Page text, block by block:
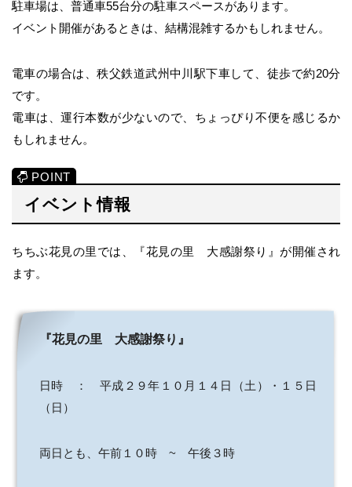
駐車場は、普通車55台分の駐車スペースがあります。
イベント開催があるときは、結構混雑するかもしれません。
電車の場合は、秩父鉄道武州中川駅下車して、徒歩で約20分
です。
電車は、運行本数が少ないので、ちょっぴり不便を感じるか
もしれません。
イベント情報
ちちぶ花見の里では、『花見の里 大感謝祭り』が開催され
ます。
『花見の里 大感謝祭り』
日時 ： 平成２９年１０月１４日（土）・１５日
（日）
両日とも、午前１０時 ~ 午後３時